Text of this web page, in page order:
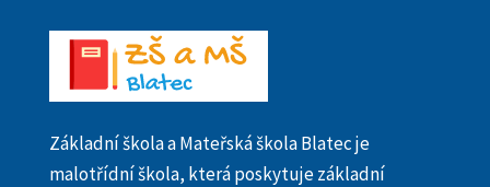
Základní škola a Mateřská škola Blatec je
malotřídní škola, která poskytuje základní